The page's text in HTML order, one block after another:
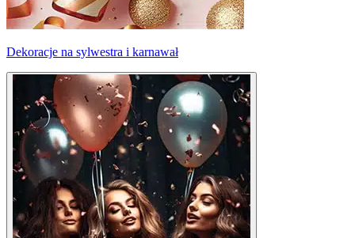
Dekoracje na sylwestra i karnawał